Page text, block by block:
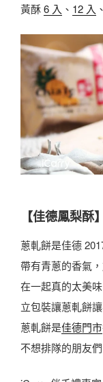
黃酥6 入 、 12 入 、
【佳德鳳梨酥
蔥軋餅是佳德
帶有青蔥的香氣
在一起真的太美
立包裝讓蔥軋餅
蔥軋餅是佳德門市
不想排隊的朋友